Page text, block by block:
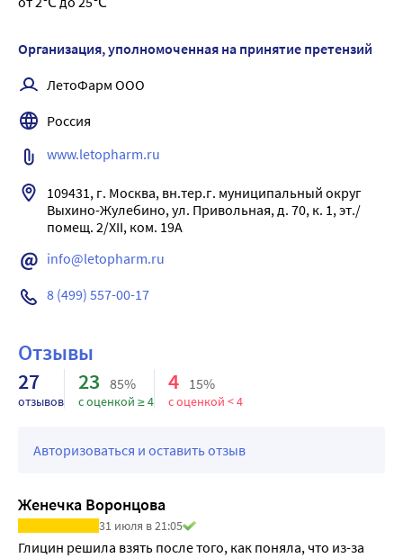
при ишемическом инсульте и черепно-мозговой
нейтрализация токсического воздействия алкоголя и
ЦНС.
Организация, уполномоченная на принятие претензий
ЛетоФарм ООО
Россия
www.letopharm.ru
109431, г. Москва, вн.тер.г. муниципальный округ
Выхино-Жулебино, ул. Привольная, д. 70, к. 1, эт./
info@letopharm.ru
8 (499) 557-00-17
Отзывы
27
отзывов
23 85%
с оценкой ≥ 4
4 15%
с оценкой < 4
Авторизоваться и оставить отзыв
Женечка Воронцова
31 июля в 21:05
Глицин решила взять после того, как поняла, что из-за